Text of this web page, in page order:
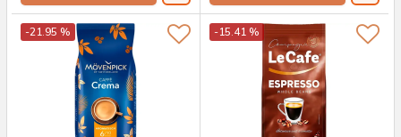
-21.95 % -15.41 %